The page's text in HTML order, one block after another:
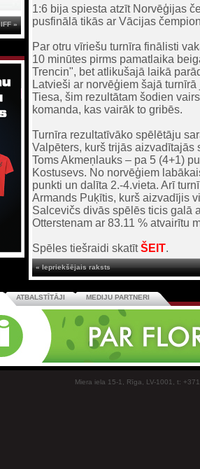
1:6 bija spiesta atzīt Norvēģijas
pusfinālā tikās ar Vācijas
Par otru vīriešu turnīra finālisti
10 minūtes pirms pamatlaika
Trencin", bet atlikušajā laikā
Latvieši ar norvēģiem šajā
Tiesa, šim rezultātam šodien
komanda, kas vairāk to gribēs.
Turnīra rezultatīvāko spēlētāju
Valpēters, kurš trijās aizvadītajās
Toms Akmeņlauks – pa 5 (4+1)
Kostusevs. No norvēģiem
punkti un dalīta 2.-4.vieta. Arī
Armands Puķītis, kurš aizvadījis
Salcevičs divās spēlēs ticis galā
Otterstenam ar 83.11 % atvairītu
Spēles tiešraidi skatītŠEIT.
« Iepriekšējais raksts
IFF »
ATBALSTĪTĀJI MEDIJU PARTNERI
Miera iela 15-1, Rīga, LV-1001, t: